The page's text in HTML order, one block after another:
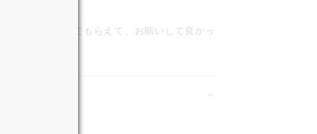
大変気に入ってもらえて、お願いして良かっ